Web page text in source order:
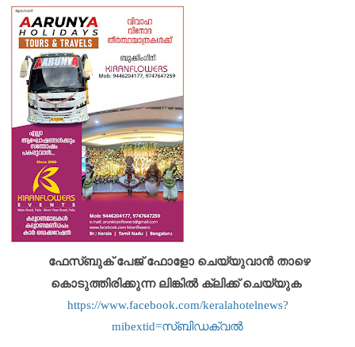
ഫേസ്ബുക് പേജ് ഫോളോ ചെയ്യുവാൻ താഴെ
കൊടുത്തിരിക്കുന്ന ലിങ്കിൽ ക്ലിക്ക് ചെയ്യുക
https://www.facebook.com/keralahotelnews?
mibextid=സ്‌ബിഡക്വൽ